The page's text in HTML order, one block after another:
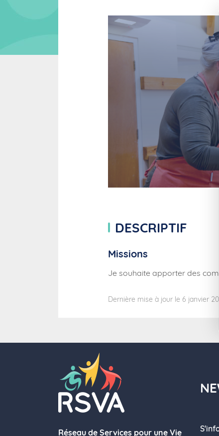
DESCRIPTIF
Missions
Je souhaite apporter des
Dernière mise à jour le 6 janvier
Réseau de Services pour une Vie